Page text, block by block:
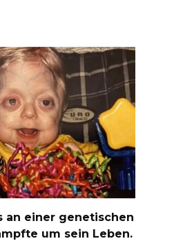
an einer genetischen
um sein Leben.